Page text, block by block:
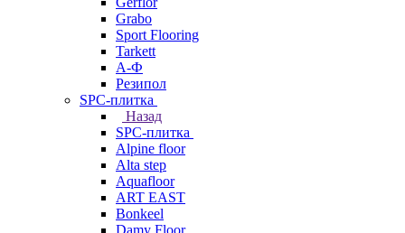
Grabo
Sport Flooring
Tarkett
А-Ф
Резипол
SPC-плитка
Назад
SPC-плитка
Alpine floor
Alta step
Aquafloor
ART EAST
Bonkeel
Damy Floor